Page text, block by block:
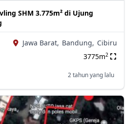
SHM 3.775m² di Ujung
Jawa Barat, Bandung, Cibiru
3775m2
2 tahun yang lalu